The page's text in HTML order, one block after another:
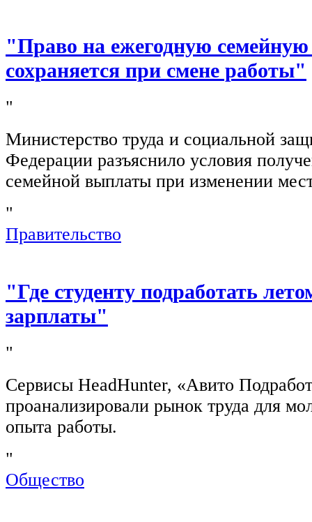
"Право на ежегодную
сохраняется при смене работы"
"
Министерство труда и социальной
Федерации разъяснило условия
семейной выплаты при изменении
"
Правительство
"Где студенту подработать
зарплаты"
"
Сервисы HeadHunter, «Авито
проанализировали рынок труда для
опыта работы.
"
Общество